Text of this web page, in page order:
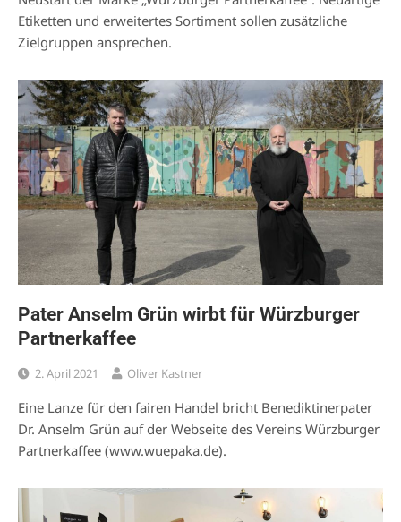
Etiketten und erweitertes Sortiment sollen zusätzliche
Zielgruppen ansprechen.
Pater Anselm Grün wirbt für Würzburger
Partnerkaffee
2. April 2021 Oliver Kastner
Eine Lanze für den fairen Handel bricht Benediktinerpater
Dr. Anselm Grün auf der Webseite des Vereins Würzburger
Partnerkaffee (www.wuepaka.de).